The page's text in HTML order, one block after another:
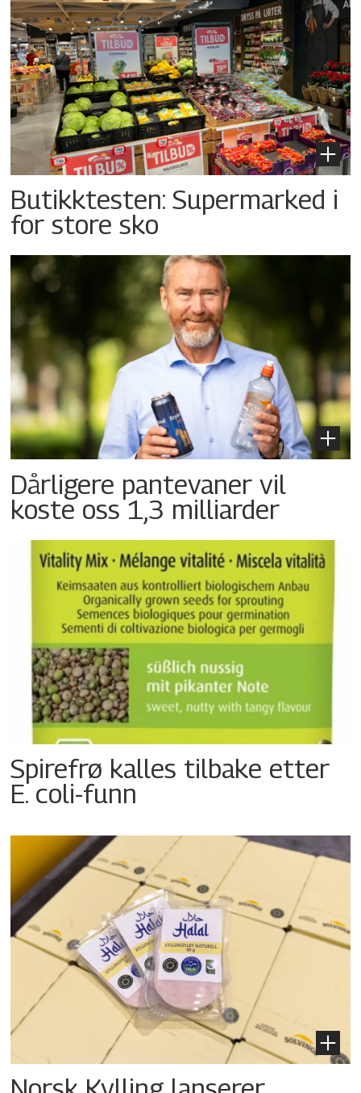
Butikktesten: Supermarked i
for store sko
Dårligere pantevaner vil
koste oss 1,3 milliarder
Spirefrø kalles tilbake etter
E. coli-funn